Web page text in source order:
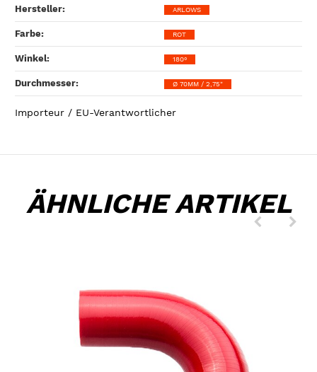
Hersteller‍: ARLOWS
Farbe‍: ROT
Winkel‍: 180°
Durchmesser‍: Ø 70MM / 2,75"
Importeur / EU-Verantwortlicher
ÄHNLICHE ARTIKEL